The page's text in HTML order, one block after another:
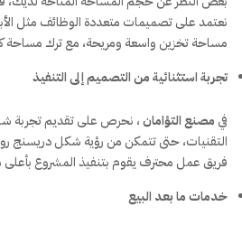
نعتمد على تصميمات متعددة الوظائف مثل
مساحة تخزين واسعة ومريحة، مع ترك مساحة
تجربة استثنائية من التصميم إلى التنفيذ
في مصنع التؤامان، نحرص على تقديم تجربة
التقنيات، حتى تتمكن من رؤية شكل دريسنج
فريق عمل محترف يقوم بتنفيذ المشروع بأعلى
خدمات ما بعد البيع